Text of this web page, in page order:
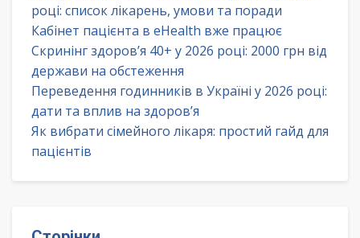
році: список лікарень, умови та поради
Кабінет пацієнта в eHealth вже працює
Скринінг здоров’я 40+ у 2026 році: 2000 грн від
держави на обстеження
Переведення годинників в Україні у 2026 році:
дати та вплив на здоров’я
Як вибрати сімейного лікаря: простий гайд для
пацієнтів